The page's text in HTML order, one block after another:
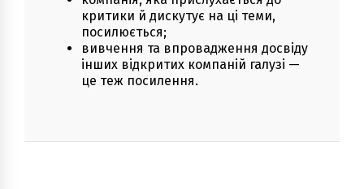
критики й дискутує на ці теми,
посилюється;
вивчення та впровадження досвіду
інших відкритих компаній галузі —
це теж посилення.